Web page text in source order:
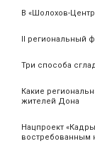
В «Шолохов-
II региональный
Три способа
Какие
жителей Дона
Нацпроект
востребованным